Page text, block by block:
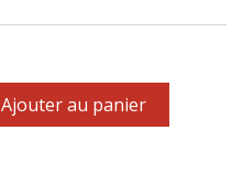
Ajouter au panier